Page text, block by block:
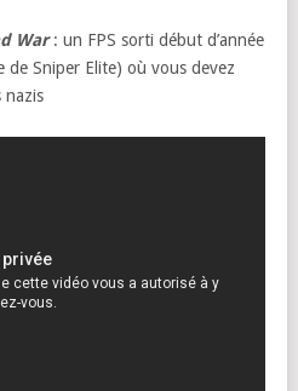
War: un FPS sorti début d’année
de Sniper Elite) où vous devez
nazis